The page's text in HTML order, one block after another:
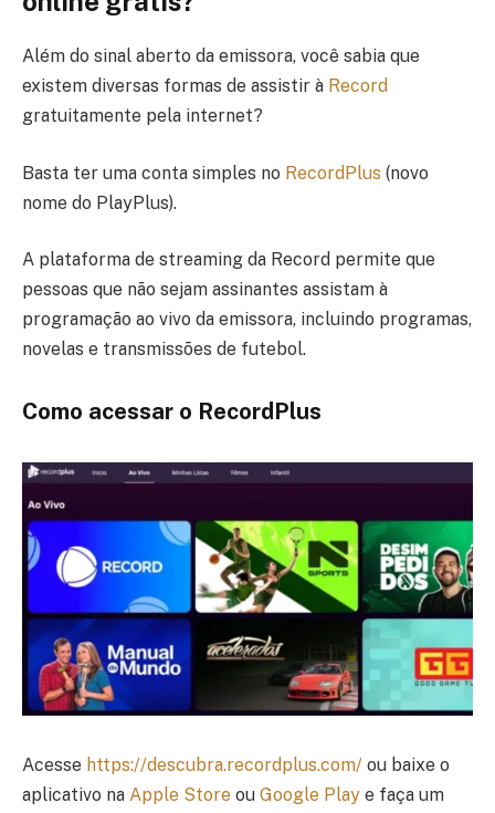
Além do sinal aberto da emissora, você sabia que
existem diversas formas de assistir à Record
gratuitamente pela internet?
Basta ter uma conta simples no RecordPlus (novo
nome do PlayPlus).
A plataforma de streaming da Record permite que
pessoas que não sejam assinantes assistam à
programação ao vivo da emissora, incluindo programas,
novelas e transmissões de futebol.
Como acessar o RecordPlus
Acesse https://descubra.recordplus.com/ ou baixe o
aplicativo na Apple Store ou Google Play e faça um